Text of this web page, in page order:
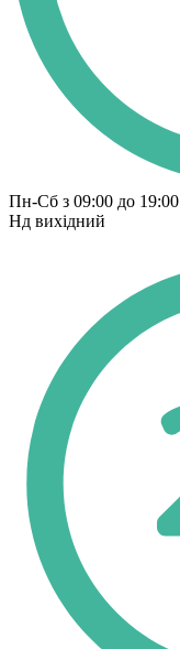
Пн-Сб з 09:00 до 19:00
Нд вихідний